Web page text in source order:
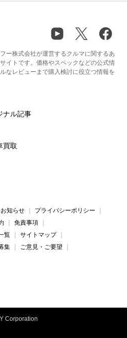
ー株式会社が運営するクルマに関するあ
イトです。価格やスペックなどの公式情
なレビューまで購入検討に役立つ情報を
ナル記事
買取
お知らせ
プライバシーポリシー
免責事項
覧
サイトマップ
集
ご意見・ご要望
Corporation